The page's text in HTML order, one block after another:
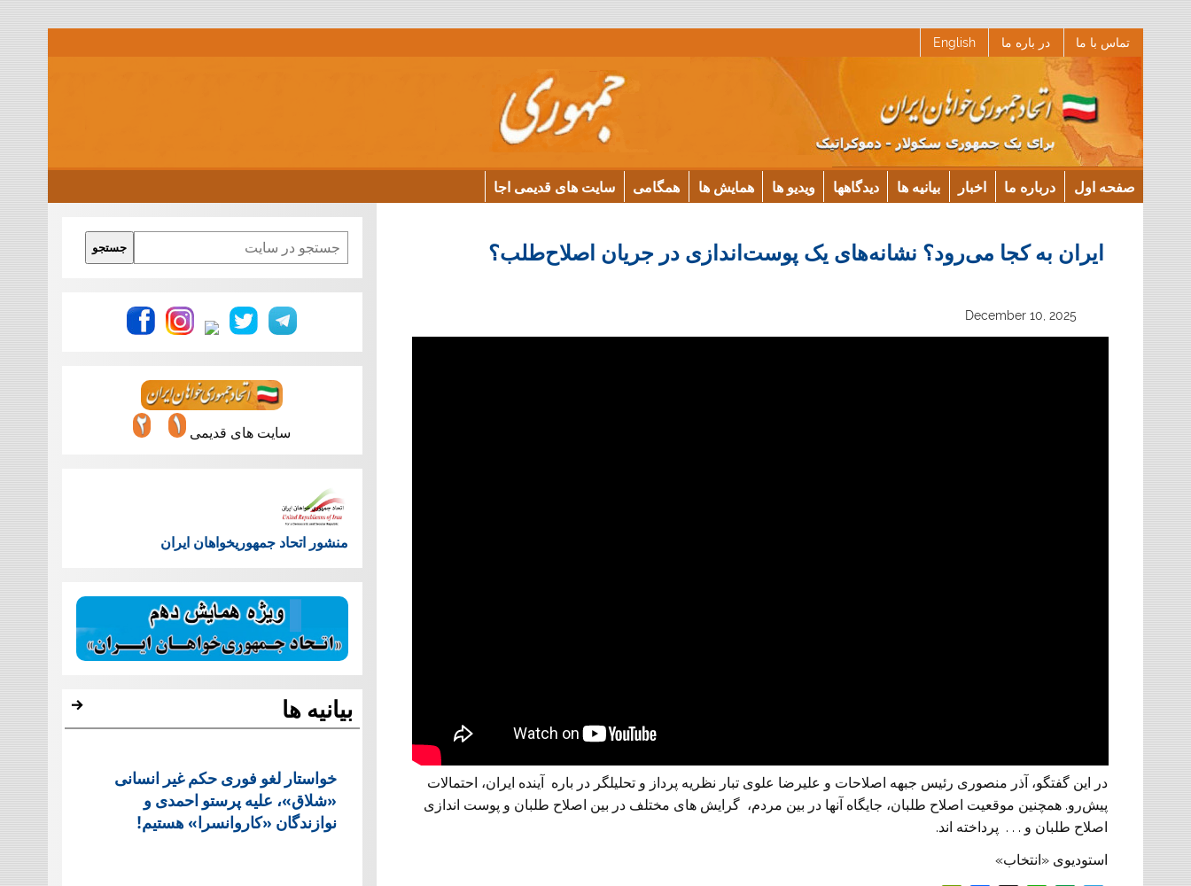
تماس با ما در باره ما English
صفحه اول درباره ما اخبار بیانیه ها دیدگاهها ویدیو ها همایش ها همگامی سایت های قدیمی اجا
ایران به کجا می‌رود؟ نشانه‌های یک پوست‌اندازی در جریان اصلاح‌طلب؟
December 10, 2025
در این گفتگو، آذر منصوری رئیس جبهه اصلاحات و علیرضا علوی تبار نظریه پرداز و تحلیلگر در باره آینده ایران، احتمالات
پیش‌رو. همچنین موقعیت اصلاح طلبان، جایگاه آنها در بین مردم، گرایش های مختلف در بین اصلاح طلبان و پوست اندازی
اصلاح طلبان و . . . پرداخته اند.
استودیوی «انتخاب»
Search
جستجو
سایت های قدیمی
منشور اتحاد جمهوریخواهان ایران
بیانیه ها
خواستار لغو فوری حکم غیر انسانی
«شلاق»، علیه پرستو احمدی و
نوازندگان «کاروانسرا» هستیم!